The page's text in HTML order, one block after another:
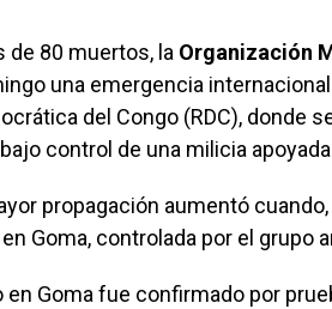
de 80 muertos, la Organización
una emergencia
del Congo (RDC), donde
control de una milicia
propagación aumentó
Goma, controlada por el grupo
en Goma fue confirmado por